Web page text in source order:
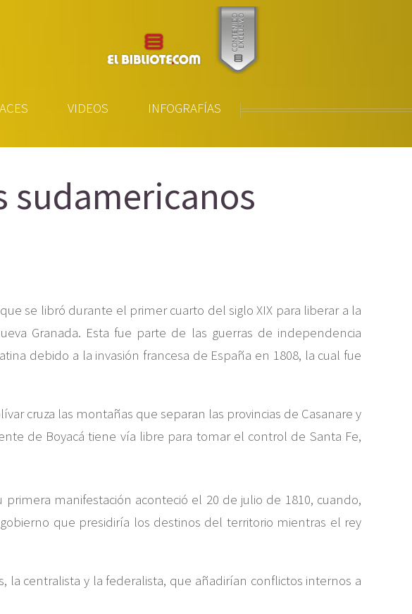
VIDEOS INFOGRAFÍAS
sudamericanos
se libró durante el primer cuarto del siglo XIX para liberar a la
Granada. Esta fue parte de las guerras de independencia
debido a la invasión francesa de España en 1808, la cual fue
cruza las montañas que separan las provincias de Casanare y
de Boyacá tiene vía libre para tomar el control de Santa Fe,
manifestación aconteció el 20 de julio de 1810, cuando,
que presidiría los destinos del territorio mientras el rey
la centralista y la federalista, que añadirían conflictos internos a